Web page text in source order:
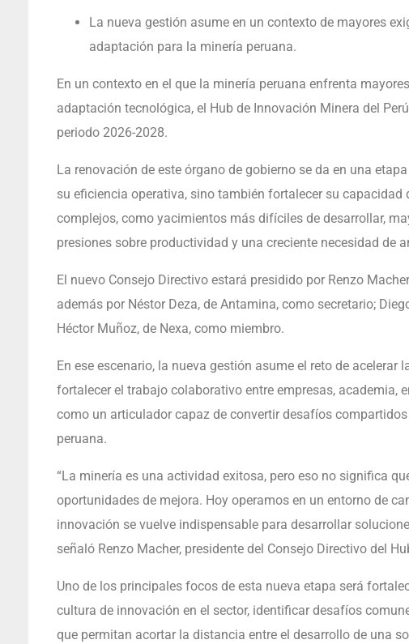
La nueva gestión asume en un contexto de mayores
adaptación para la minería peruana.
En un contexto en el que la minería peruana enfrenta
adaptación tecnológica, el Hub de Innovación Minera del
periodo 2026-2028.
La renovación de este órgano de gobierno se da en una
su eficiencia operativa, sino también fortalecer su
complejos, como yacimientos más difíciles de desarrollar,
presiones sobre productividad y una creciente necesidad de
El nuevo Consejo Directivo estará presidido por Renzo
además por Néstor Deza, de Antamina, como secretario;
Héctor Muñoz, de Nexa, como miembro.
En ese escenario, la nueva gestión asume el reto de
fortalecer el trabajo colaborativo entre empresas, academia,
como un articulador capaz de convertir desafíos
peruana.
“La minería es una actividad exitosa, pero eso no significa
oportunidades de mejora. Hoy operamos en un entorno de
innovación se vuelve indispensable para desarrollar
señaló Renzo Macher, presidente del Consejo Directivo del
Uno de los principales focos de esta nueva etapa será
cultura de innovación en el sector, identificar desafíos
que permitan acortar la distancia entre el desarrollo de una